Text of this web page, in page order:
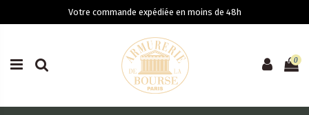
Votre commande expédiée en moins de 48h
0